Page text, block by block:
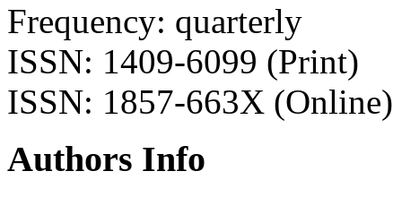
Frequency: quarterly
ISSN: 1409-6099 (Print)
ISSN: 1857-663X (Online)
Authors Info